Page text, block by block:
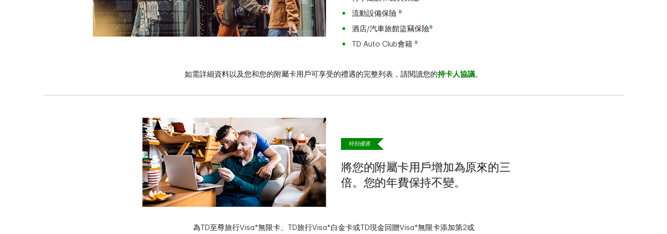
流動設備保險 8
酒店/汽車旅館盜竊保險8
TD Auto Club會籍 9
如需詳細資料以及您和您的附屬卡用戶可享受的禮遇的完整列表，請閱讀您的持卡人協議。
特别優惠
將您的附屬卡用戶增加為原來的三
倍。您的年費保持不變。
為TD至尊旅行Visa*無限卡、TD旅行Visa*白金卡或TD現金回贈Visa*無限卡添加第2或